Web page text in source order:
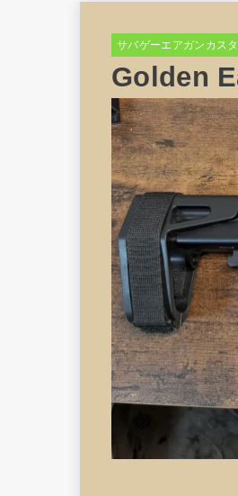
サバゲーエアガンカス
Golden